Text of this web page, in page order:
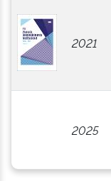
2021
2025